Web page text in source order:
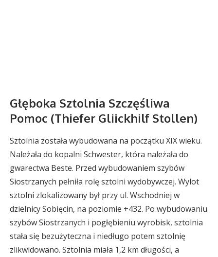
Głęboka Sztolnia Szczęśliwa
Pomoc (Thiefer Gliickhilf Stollen)
Sztolnia została wybudowana na początku XIX wieku.
Należała do kopalni Schwester, która należała do
gwarectwa Beste. Przed wybudowaniem szybów
Siostrzanych pełniła rolę sztolni wydobywczej. Wylot
sztolni zlokalizowany był przy ul. Wschodniej w
dzielnicy Sobięcin, na poziomie +432. Po wybudowaniu
szybów Siostrzanych i pogłębieniu wyrobisk, sztolnia
stała się bezużyteczna i niedługo potem sztolnię
zlikwidowano. Sztolnia miała 1,2 km długości, a